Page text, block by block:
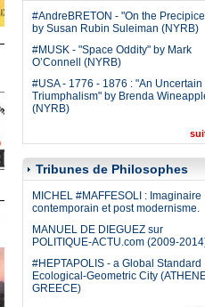
#AndreBRETON - "On the
by Susan Rubin Suleiman (NYRB)
#MUSK - "Space Oddity" by Mark
O’Connell (NYRB)
#USA - 1776 - 1876 : "An Uncertain
Triumphalism" by Brenda
(NYRB)
Tribunes de Philosophes
MICHEL #MAFFESOLI : Imaginaire
contemporain et post modernisme.
MANUEL DE DIEGUEZ sur
POLITIQUE-ACTU.com (2009-
#HEPTAPOLIS - a Global Standard
Ecological-Geometric City
GREECE)